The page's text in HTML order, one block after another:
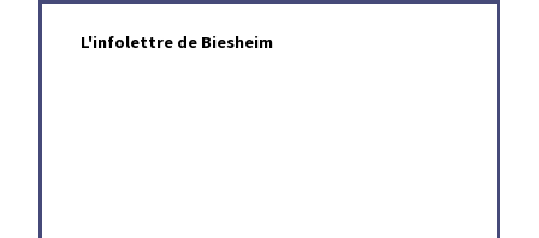
L'infolettre de Biesheim